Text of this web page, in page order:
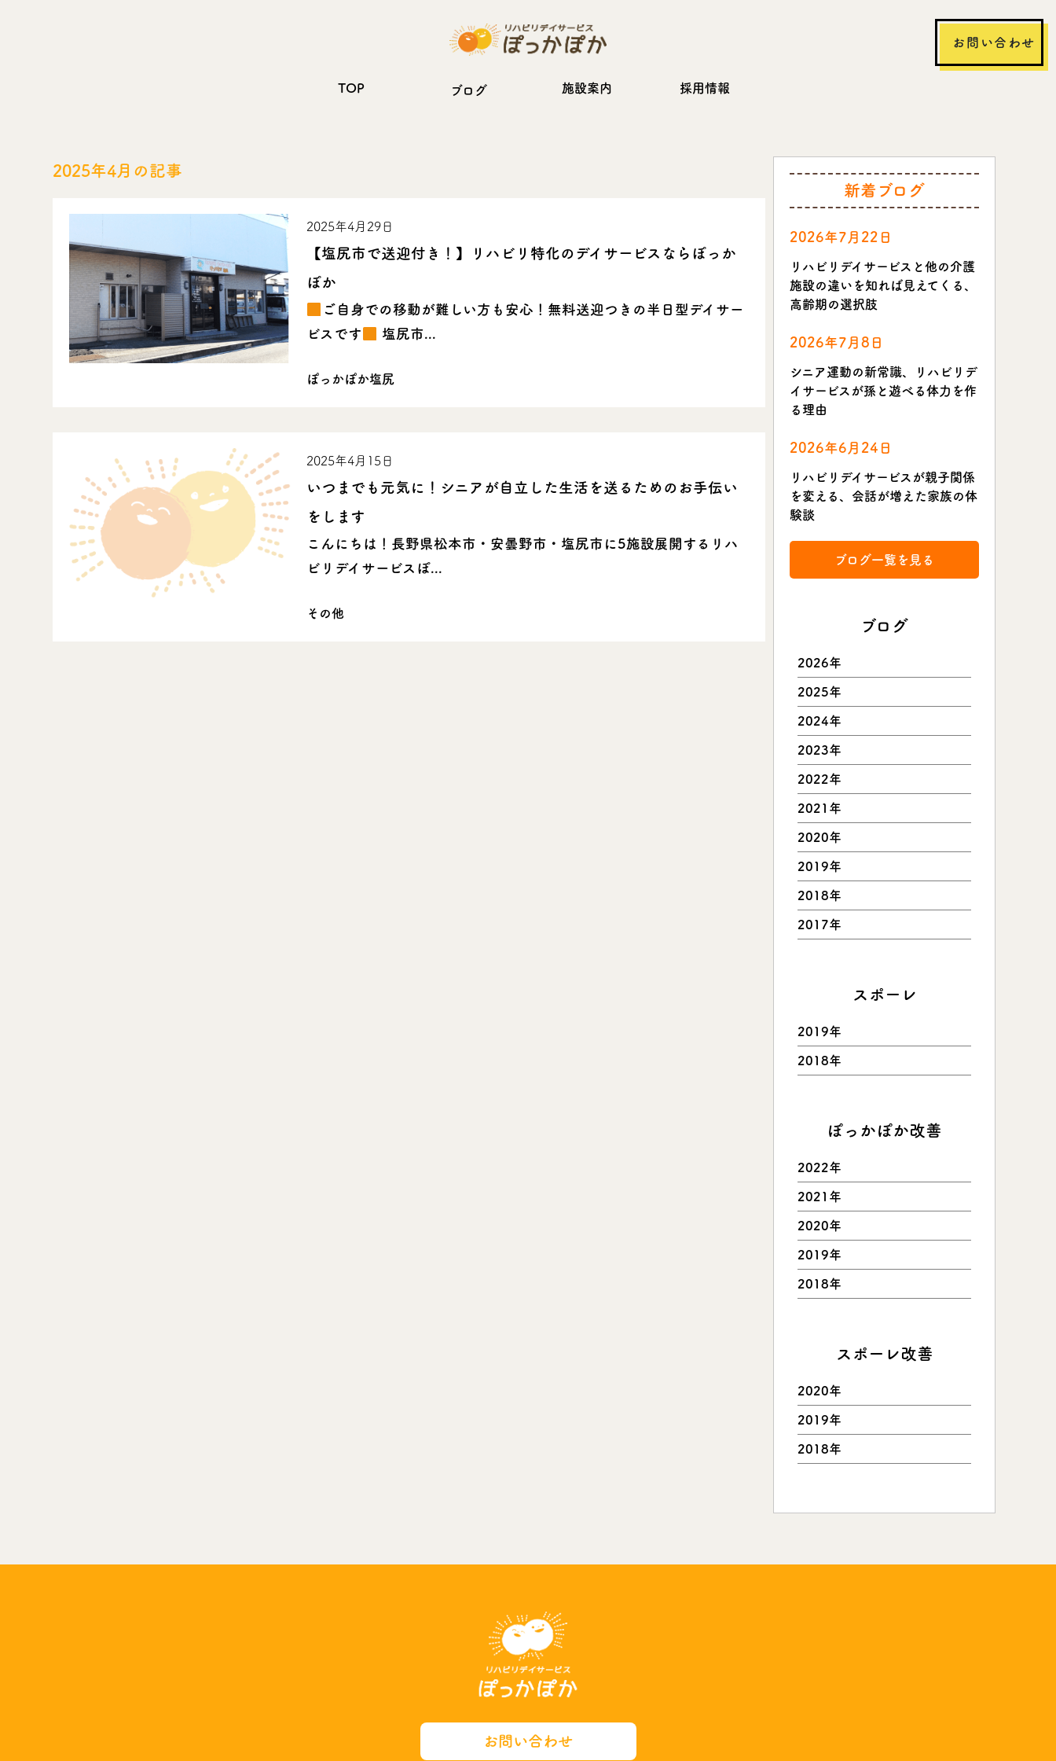
お問い合わせ
TOP ブログ 施設案内 採用情報
2025年4月の記事
2025年4月29日
【塩尻市で送迎付き！】リハビリ特化のデイサービスならぽっか
ぽか
ご自身での移動が難しい方も安心！無料送迎つきの半日型デイサー
ビスです
塩尻市...
ぽっかぽか塩尻
2025年4月15日
いつまでも元気に！シニアが自立した生活を送るためのお手伝い
をします
こんにちは！長野県松本市・安曇野市・塩尻市に5施設展開するリハ
ビリデイサービスぽ...
その他
新着ブログ
2026年7月22日
リハビリデイサービスと他の介護
施設の違いを知れば見えてくる、
高齢期の選択肢
2026年7月8日
シニア運動の新常識、リハビリデ
イサービスが孫と遊べる体力を作
る理由
2026年6月24日
リハビリデイサービスが親子関係
を変える、会話が増えた家族の体
験談
ブログ一覧を見る
ブログ
2026年
2025年
2024年
2023年
2022年
2021年
2020年
2019年
2018年
2017年
スポーレ
2019年
2018年
ぽっかぽか改善
2022年
2021年
2020年
2019年
2018年
スポーレ改善
2020年
2019年
2018年
お問い合わせ